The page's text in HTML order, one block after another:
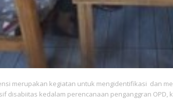
merupakan kegiatan untuk mengidentifikasi dan
disabiitas kedalam perencanaan penganggran